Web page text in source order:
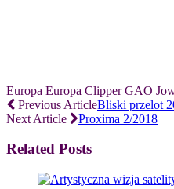
Europa Europa Clipper GAO
Previous ArticleBliski przelot
Next Article
Proxima 2/2018
Related Posts